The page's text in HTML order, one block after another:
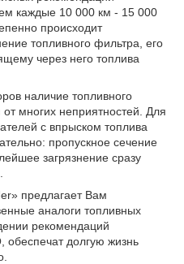
каждые 10 000 км - 15 000
происходит
топливного фильтра, его
через него топлива
наличие топливного
многих неприятностей. Для
с впрыском топлива
пропускное сечение
загрязнение сразу
предлагает Вам
аналоги топливных
рекомендаций
обеспечат долгую жизнь